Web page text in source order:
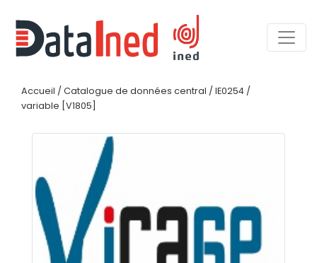
Accueil / Catalogue de données central / IE0254 /
variable [V1805]